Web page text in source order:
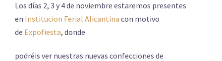
Los días 2, 3 y 4 de noviembre estaremos presentes
en Institucion Ferial Alicantina con motivo
de Expofiesta, donde
podréis ver nuestras nuevas confecciones de